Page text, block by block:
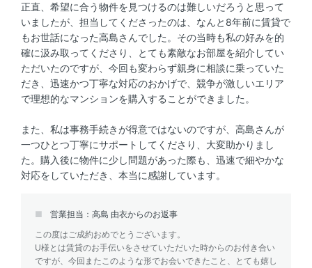
正直、希望に合う物件を見つけるのは難しいだろうと思って
いましたが、担当してくださったのは、なんと8年前に賃貸で
もお世話になった高島さんでした。その当時も私の好みを的
確に汲み取ってくださり、とても素敵なお部屋を紹介してい
ただいたのですが、今回も変わらず親身に相談に乗っていた
だき、迅速かつ丁寧な対応のおかげで、競争が激しいエリア
で理想的なマンションを購入することができました。
また、私は事務手続きが得意ではないのですが、高島さんが
一つひとつ丁寧にサポートしてくださり、大変助かりまし
た。購入後に物件に少し問題があった際も、迅速で細やかな
対応をしていただき、本当に感謝しています。
営業担当：高島 由衣からのお返事
この度はご成約おめでとうございます。
U様とは賃貸のお手伝いをさせていただいた時からのお付き合い
ですが、今回またこのような形でお会いできたこと、とても嬉し